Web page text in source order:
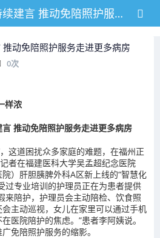
福州市人大代表持续建言 推动免陪照护服务走进更多病房
动免陪照护服务走进更多病房
0次
样浓
推动免陪照护服务走进更多病房
这道困扰众多家庭的难题，在福州正
者在福建医科大学吴孟超纪念医院
院）肝胆胰脾外科A区新上线的“智慧化
过专业培训的护理员正在为患者提供
来陪护，护理员会主动陪检、饮食照
主动巡视，女儿在家里可以通过手机
医院陪护的焦虑。”患者李阿姨说。
免陪照护服务的缩影。